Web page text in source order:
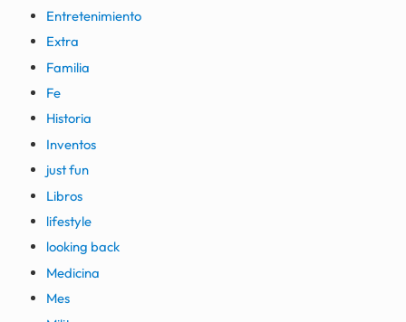
Entretenimiento
Extra
Familia
Fe
Historia
Inventos
just fun
Libros
lifestyle
looking back
Medicina
Mes